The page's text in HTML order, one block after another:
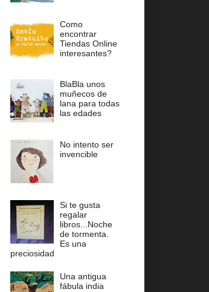
Como
encontrar
Tiendas Online
interesantes?
BlaBla unos
muñecos de
lana para todas
las edades
No intento ser
invencible
Si te gusta
regalar
libros...Noche
de tormenta.
Es una
preciosidad
Una antigua
fábula india